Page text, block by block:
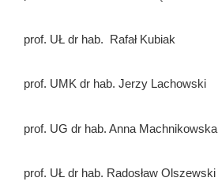
prof. UŁ dr hab. Rafał Kubiak
prof. UMK dr hab. Jerzy Lachowski
prof. UG dr hab. Anna Machnikowska
prof. UŁ dr hab. Radosław Olszewski